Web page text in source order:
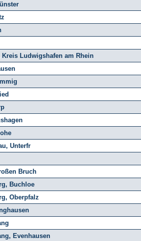
Ludwigshafen am Rhein
Unterfr
Bruch
Buchloe
Oberpfalz
Evenhausen